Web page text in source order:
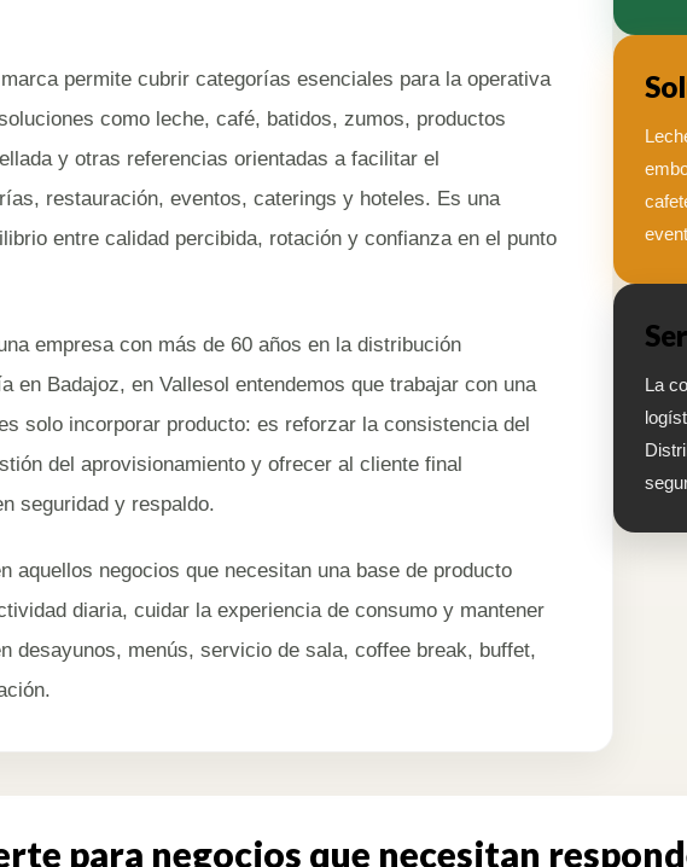
permite cubrir categorías esenciales para la operativa
como leche, café, batidos, zumos, productos
y otras referencias orientadas a facilitar el
restauración, eventos, caterings y hoteles. Es una
entre calidad percibida, rotación y confianza en el punto
empresa con más de 60 años en la distribución
en Badajoz, en Vallesol entendemos que trabajar con una
solo incorporar producto: es reforzar la consistencia del
del aprovisionamiento y ofrecer al cliente final
seguridad y respaldo.
aquellos negocios que necesitan una base de producto
diaria, cuidar la experiencia de consumo y mantener
desayunos, menús, servicio de sala, coffee break, buffet,
La
para negocios que necesitan